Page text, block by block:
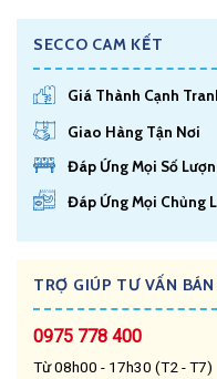
SECCO CAM KẾT
Giá Thành Cạnh
Giao Hàng Tận Nơi
Đáp Ứng Mọi Số
Đáp Ứng Mọi Chủng
TRỢ GIÚP TƯ VẤN BÁN
0975 778 400
Từ 08h00 - 17h30 (T2 - T7)